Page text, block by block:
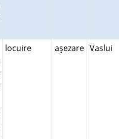
locuire aşezare Vaslui